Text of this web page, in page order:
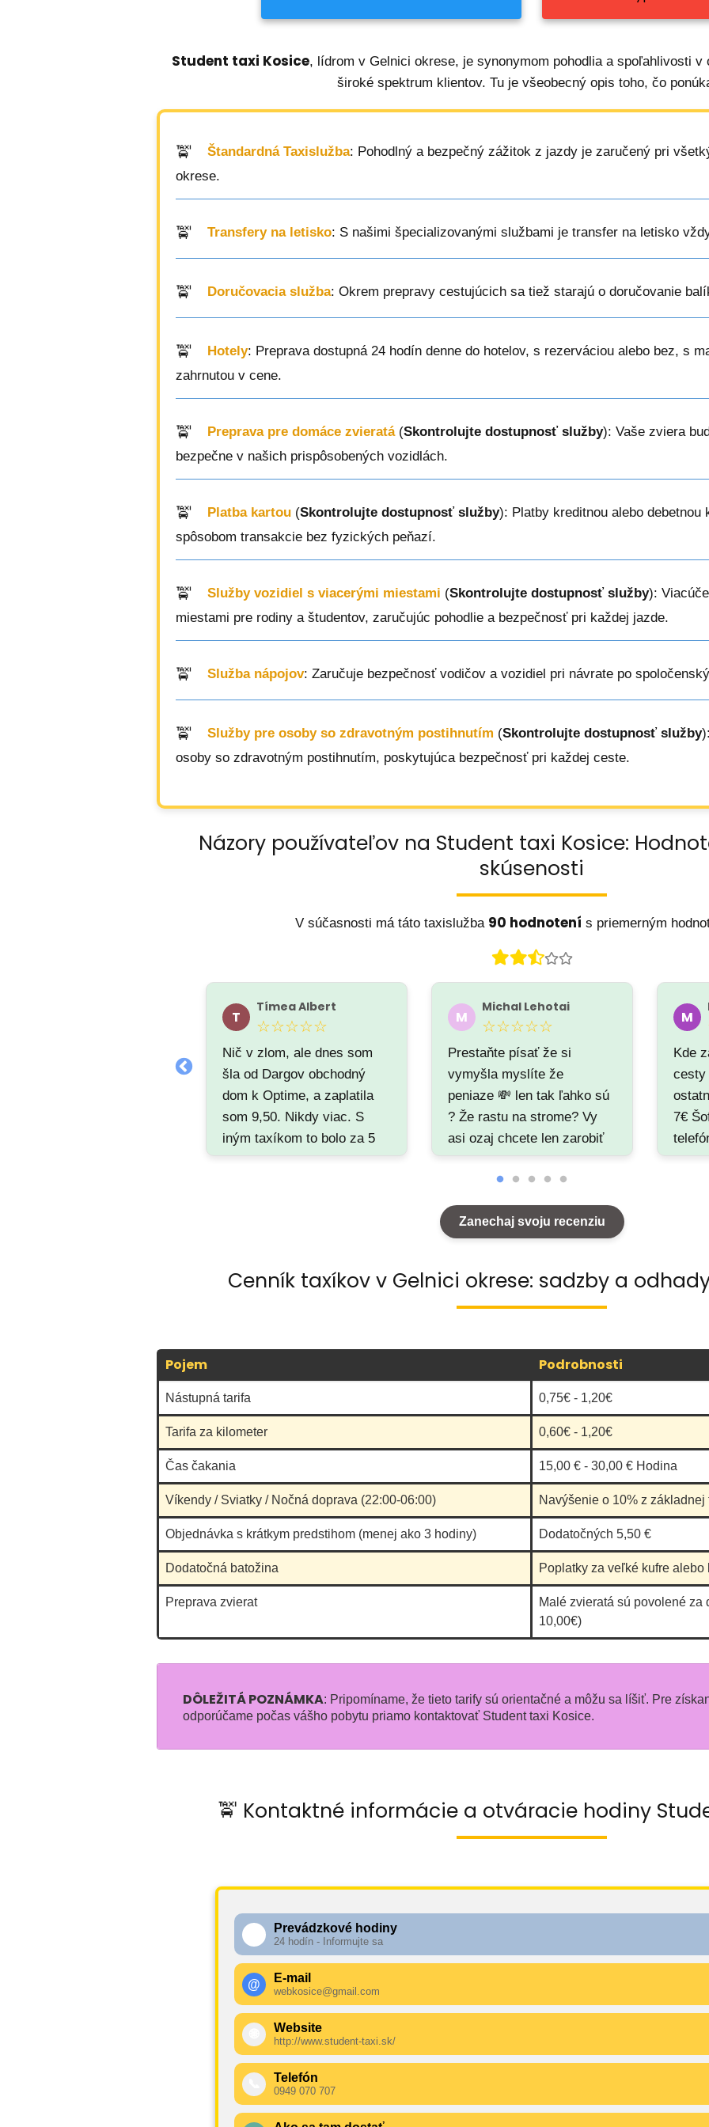
Student taxi Kosice, lídrom v Gelnici okrese, je synonymom pohodlia a spoľahlivosti
široké spektrum klientov. Tu je všeobecný opis toho, čo
Štandardná Taxislužba: Pohodlný a bezpečný zážitok z jazdy je zaručený pri
okrese.
Transfery na letisko: S našimi špecializovanými službami je transfer na letisko
Doručovacia služba: Okrem prepravy cestujúcich sa tiež starajú o doručovanie
Hotely: Preprava dostupná 24 hodín denne do hotelov, s rezerváciou alebo bez, s
zahrnutou v cene.
Preprava pre domáce zvieratá(Skontrolujte dostupnosť služby): Vaše zviera
bezpečne v našich prispôsobených vozidlách.
Platba kartou (Skontrolujte dostupnosť služby): Platby kreditnou alebo debetnou
spôsobom transakcie bez fyzických peňazí.
Služby vozidiel s viacerými miestami (Skontrolujte dostupnosť služby):
miestami pre rodiny a študentov, zaručujúc pohodlie a bezpečnosť pri každej jazde.
Služba nápojov: Zaručuje bezpečnosť vodičov a vozidiel pri návrate po
Služby pre osoby so zdravotným postihnutím (Skontrolujte dostupnosť služby
osoby so zdravotným postihnutím, poskytujúca bezpečnosť pri každej ceste.
Názory používateľov na Student taxi Kosice:
skúsenosti
V súčasnosti má táto taxislužba 90 hodnotení s priemerným
T
Tímea Albert
☆☆☆☆☆
Nič v zlom, ale dnes som
šla od Dargov obchodný
dom k Optime, a zaplatila
som 9,50. Nikdy viac. S
iným taxíkom to bolo za 5
eur. Je to veľký rozdiel.
M
Michal Lehotai
☆☆☆☆☆
Prestaňte písať že si
vymyšla myslíte že
peniaze 💸 len tak ľahko sú
? Že rastu na strome? Vy
asi ozaj chcete len zarobiť
a vám je jedno ako sa ten
pan cíti spamätajte sa už!!!
Kritiku napísal DjLucien
kritik jedál a nápojov a GTA
do svedomia.…
M
Kde
cesty
7€
Nie
Ešte
sa
Zanechaj svoju recenziu
Cenník taxíkov v Gelnici okrese: sadzby a
Pojem Podrobnosti
Nástupná tarifa 0,75€ - 1,20€
Tarifa za kilometer 0,60€ - 1,20€
Čas čakania 15,00 € - 30,00 € Hodina
Víkendy / Sviatky / Nočná doprava (22:00-06:00) Navýšenie o 10% z základnej
Objednávka s krátkym predstihom (menej ako 3 hodiny) Dodatočných 5,50 €
Dodatočná batožina Poplatky za veľké kufre alebo
Preprava zvierat
Malé zvieratá sú povolené za
10,00€)
DÔLEŽITÁ POZNÁMKA: Pripomíname, že tieto tarify sú orientačné a môžu sa líšiť. Pre
odporúčame počas vášho pobytu priamo kontaktovať Student taxi Kosice.
🚖 Kontaktné informácie a otváracie hodiny
Prevádzkové hodiny
24 hodín - Informujte sa
@ E-mail
webkosice@gmail.com
Website
http://www.student-taxi.sk/
Telefón
0949 070 707